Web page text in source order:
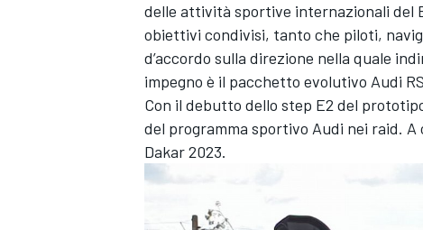
delle attività sportive internazionali del
obiettivi condivisi, tanto che piloti,
d’accordo sulla direzione nella quale
impegno è il pacchetto evolutivo Audi
Con il debutto dello step E2 del
del programma sportivo Audi nei raid.
Dakar 2023.